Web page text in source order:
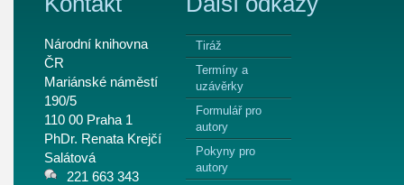
Národní knihovna
ČR
Mariánské náměstí
190/5
110 00 Praha 1
PhDr. Renata Krejčí
Salátová
221 663 343
Tiráž
Termíny a
uzávěrky
Formulář pro
autory
Pokyny pro
autory